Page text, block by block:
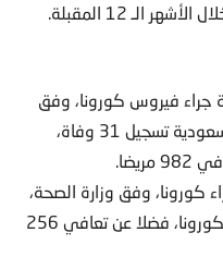
الـ 12 المقبلة.
الأربعاء، تسجيل 82 وفاة جراء فيروس كورونا، وفق
وزارة الصحة العراقية، فيما أعلنت السعودية تسجيل 31 وفاة،
3 وفيات جراء كورونا، وفق وزارة الصحة،
فيما أعلنت قطر تسجيل 235 إصابة بكورونا، فضلا عن تعافي 256